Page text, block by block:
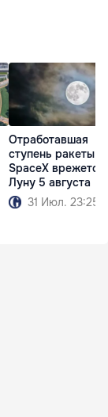
Отработавшая
ступень ракеты
SpaceX врежется
Луну 5 августа
31 Июл. 23:25